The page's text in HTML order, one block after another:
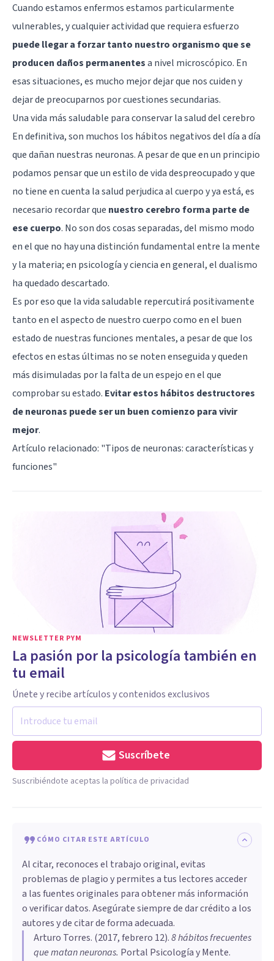
Cuando estamos enfermos estamos particularmente
vulnerables, y cualquier actividad que requiera esfuerzo
puede llegar a forzar tanto nuestro organismo que se
producen daños permanentesa nivel microscópico. En
esas situaciones, es mucho mejor dejar que nos cuiden y
dejar de preocuparnos por cuestiones secundarias.
Una vida más saludable para conservar la salud del cerebro
En definitiva, son muchos los hábitos negativos del día a día
que dañan nuestras neuronas. A pesar de que en un principio
podamos pensar que un estilo de vida despreocupado y que
no tiene en cuenta la salud perjudica al cuerpo y ya está, es
necesario recordar que nuestro cerebro forma parte de
ese cuerpo. No son dos cosas separadas, del mismo modo
en el que no hay una distinción fundamental entre la mente
y la materia; en psicología y ciencia en general,el dualismo
ha quedado descartado.
Es por eso que la vida saludable repercutirá positivamente
tanto en el aspecto de nuestro cuerpo como en el buen
estado de nuestras funciones mentales, a pesar de que los
efectos en estas últimas no se noten enseguida y queden
más disimuladas por la falta de un espejo en el que
comprobar su estado. Evitar estos hábitos destructores
de neuronas puede ser un buen comienzo para vivir
mejor.
Artículo relacionado: "Tipos de neuronas: características y
funciones"
NEWSLETTER PYM
La pasión por la psicología también en
tu email
Únete y recibe artículos y contenidos exclusivos
Suscríbete
Suscribiéndote aceptas la política de privacidad
CÓMO CITAR ESTE ARTÍCULO
Al citar, reconoces el trabajo original, evitas
problemas de plagio y permites a tus lectores acceder
a las fuentes originales para obtener más información
o verificar datos. Asegúrate siempre de dar crédito a los
autores y de citar de forma adecuada.
Arturo Torres. (2017, febrero 12).​8 hábitos frecuentes
que matan neuronas. Portal Psicología y Mente.